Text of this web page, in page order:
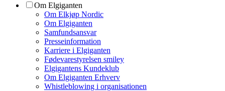
Om Elgiganten
Om Elkjøp Nordic
Om Elgiganten
Samfundsansvar
Presseinformation
Karriere i Elgiganten
Fødevarestyrelsen smiley
Elgigantens Kundeklub
Om Elgiganten Erhverv
Whistleblowing i organisationen